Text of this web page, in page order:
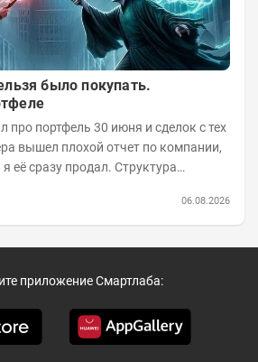
было покупать.
вышел плохой отчет по компании,
продал. Структура
06.08.2026
приложение Смартлаба: